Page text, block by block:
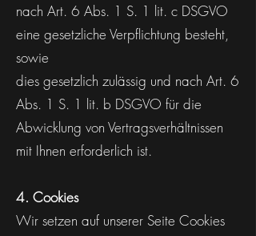
nach Art. 6 Abs. 1 S. 1 lit. c DSGVO
eine gesetzliche Verpflichtung besteht,
sowie
dies gesetzlich zulässig und nach Art. 6
Abs. 1 S. 1 lit. b DSGVO für die
Abwicklung von Vertragsverhältnissen
mit Ihnen erforderlich ist.
4. Cookies
Wir setzen auf unserer Seite Cookies